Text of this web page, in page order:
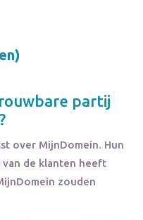
partij
over MijnDomein. Hun
van de klanten heeft
zouden